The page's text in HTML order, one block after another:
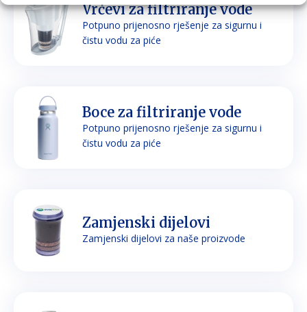
Vrčevi za filtriranje vode
Potpuno prijenosno rješenje za sigurnu i
čistu vodu za piće
Boce za filtriranje vode
Potpuno prijenosno rješenje za sigurnu i
čistu vodu za piće
Zamjenski dijelovi
Zamjenski dijelovi za naše proizvode